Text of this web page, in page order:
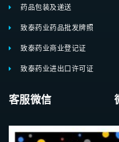
药品包装及递送
致泰药业药品批发牌照
致泰药业商业登记证
致泰药业进出口许可证
客服微信 微